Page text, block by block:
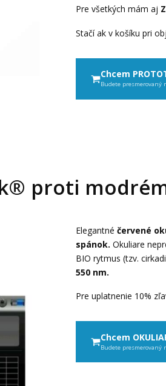
Pre všetkých mám aj
Stačí ak v košíku pri
Chcem
Budete presmerovaný
proti
Elegantné červené
spánok. Okuliare
BIO rytmus (tzv.
550 nm.
Pre uplatnenie 10%
Chcem
Budete presmerovaný